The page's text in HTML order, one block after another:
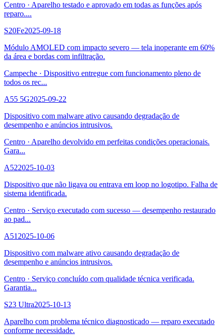
Centro · Aparelho testado e aprovado em todas as funções após
reparo....
S20Fe2025-09-18
Módulo AMOLED com impacto severo — tela inoperante em 60%
da área e bordas com infiltração.
Campeche · Dispositivo entregue com funcionamento pleno de
todos os rec...
A55 5G2025-09-22
Dispositivo com malware ativo causando degradação de
desempenho e anúncios intrusivos.
Centro · Aparelho devolvido em perfeitas condições operacionais.
Gara...
A522025-10-03
Dispositivo que não ligava ou entrava em loop no logotipo. Falha de
sistema identificada.
Centro · Serviço executado com sucesso — desempenho restaurado
ao pad...
A51 2025-10-06
Dispositivo com malware ativo causando degradação de
desempenho e anúncios intrusivos.
Centro · Serviço concluído com qualidade técnica verificada.
Garantia...
S23 Ultra2025-10-13
Aparelho com problema técnico diagnosticado — reparo executado
conforme necessidade.